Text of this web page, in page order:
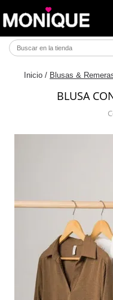
Inicio / Blusas &
BLUSA